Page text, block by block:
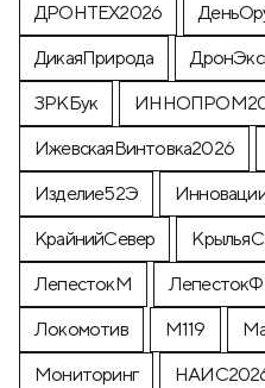
ДРОНТЕХ2026
ДикаяПрирода
ЗРКБук
ИжевскаяВинтовка2026
Изделие52Э
КрайнийСевер
ЛепестокМ
ЛепестокФ
Локомотив
М119
Мониторинг